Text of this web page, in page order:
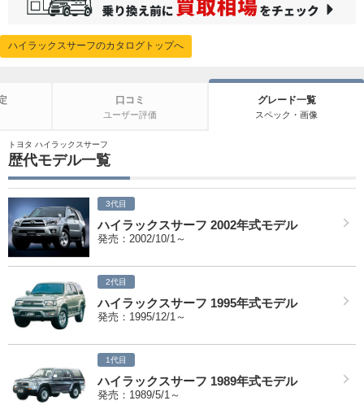
ハイラックスサーフのカタログトップへ
口コミ
ユーザー評価
グレード一覧
スペック・画像
トヨタ ハイラックスサーフ
歴代モデル一覧
3代目
ハイラックスサーフ 2002年式モデル
発売：2002/10/1～
2代目
ハイラックスサーフ 1995年式モデル
発売：1995/12/1～
1代目
ハイラックスサーフ 1989年式モデル
発売：1989/5/1～